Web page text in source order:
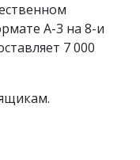
А-3 на 8-и
7 000